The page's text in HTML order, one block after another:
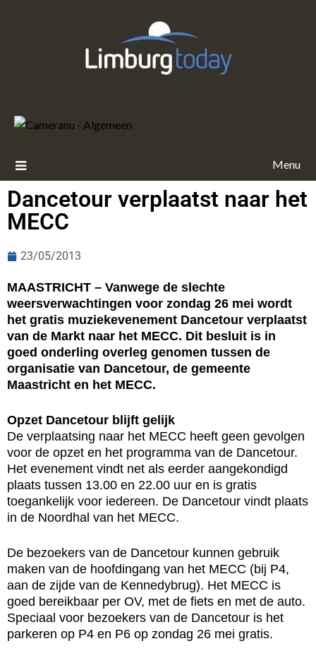
Menu
Dancetour verplaatst naar het
MECC
23/05/2013
MAASTRICHT – Vanwege de slechte
weersverwachtingen voor zondag 26 mei wordt
het gratis muziekevenement Dancetour verplaatst
van de Markt naar het MECC. Dit besluit is in
goed onderling overleg genomen tussen de
organisatie van Dancetour, de gemeente
Maastricht en het MECC.
Opzet Dancetour blijft gelijk
De verplaatsing naar het MECC heeft geen gevolgen
voor de opzet en het programma van de Dancetour.
Het evenement vindt net als eerder aangekondigd
plaats tussen 13.00 en 22.00 uur en is gratis
toegankelijk voor iedereen. De Dancetour vindt plaats
in de Noordhal van het MECC.
De bezoekers van de Dancetour kunnen gebruik
maken van de hoofdingang van het MECC (bij P4,
aan de zijde van de Kennedybrug). Het MECC is
goed bereikbaar per OV, met de fiets en met de auto.
Speciaal voor bezoekers van de Dancetour is het
parkeren op P4 en P6 op zondag 26 mei gratis.